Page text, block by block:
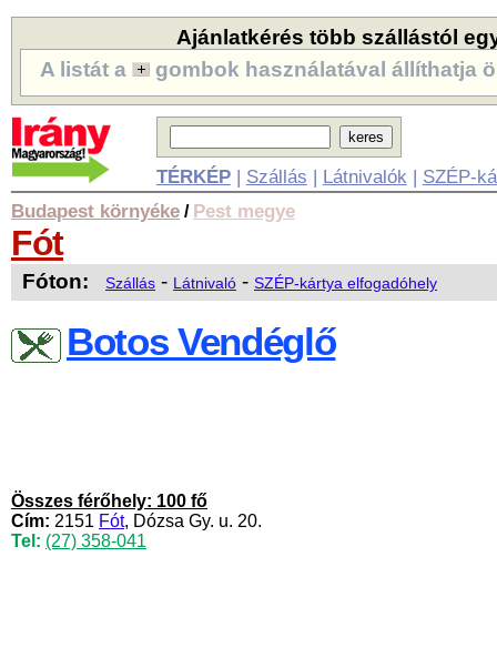
Ajánlatkérés több szállástól
A listát a
gombok használatával állíthatja
TÉRKÉP| Szállás | Látnivalók | SZÉP-
Budapest környéke / Pest megye
Fót
Fóton: Szállás - Látnivaló - SZÉP-kártya elfogadóhely
Botos Vendéglő
Összes férőhely: 100 fő
Cím: 2151 Fót, Dózsa Gy. u. 20.
Tel: (27) 358-041